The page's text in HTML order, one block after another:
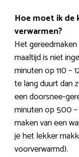
Hoe moet ik de
verwarmen?
Het
maaltijd is niet
minuten op 110 –
te lang duurt dan
een doorsnee-
minuten op 500
maken van een
je het lekker
voorverwarmd).